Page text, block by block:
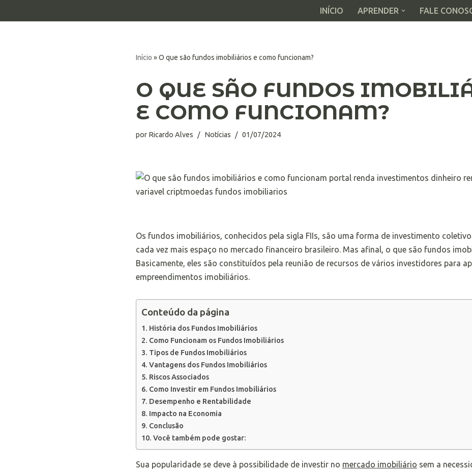
INÍCIO APRENDER FALE
Início »O que são fundos imobiliários e como funcionam?
O QUE SÃO FUNDOS
E COMO FUNCIONAM?
por Ricardo Alves Notícias 01/07/2024
Os fundos imobiliários, conhecidos pela sigla FIIs, são uma forma de investimento
cada vez mais espaço no mercado financeiro brasileiro. Mas afinal, o que são fundos
Basicamente, eles são constituídos pela reunião de recursos de vários investidores para
empreendimentos imobiliários.
Conteúdo da página
História dos Fundos Imobiliários
Como Funcionam os Fundos Imobiliários
Tipos de Fundos Imobiliários
Vantagens dos Fundos Imobiliários
Riscos Associados
Como Investir em Fundos Imobiliários
Desempenho e Rentabilidade
Impacto na Economia
Conclusão
Você também pode gostar:
Sua popularidade se deve à possibilidade de investir no mercado imobiliário sem a